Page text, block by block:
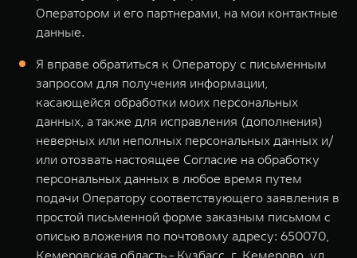
Оператором и его партнерами, на мои контактные
данные.
Я вправе обратиться к Оператору с письменным
запросом для получения информации,
касающейся обработки моих персональных
данных, а также для исправления (дополнения)
неверных или неполных персональных данных и/
или отозвать настоящее Согласие на обработку
персональных данных в любое время путем
подачи Оператору соответствующего заявления в
простой письменной форме заказным письмом с
описью вложения по почтовому адресу: 650070,
Кемеровская область - Кузбасс, г. Кемерово, ул.